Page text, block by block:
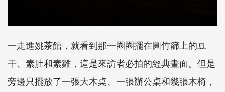
一走進姚茶館，就看到那一圈圈擺在圓竹篩上的豆
干、素肚和素雞，這是來訪者必拍的經典畫面。但是
旁邊只擺放了一張大木桌、一張辦公桌和幾張木椅，